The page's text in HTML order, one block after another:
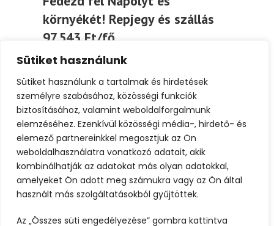
Sütiket használunk
Sütiket használunk a tartalmak és hirdetések
személyre szabásához, közösségi funkciók
biztosításához, valamint weboldalforgalmunk
elemzéséhez. Ezenkívül közösségi média-, hirdető- és
elemező partnereinkkel megosztjuk az Ön
weboldalhasználatra vonatkozó adatait, akik
kombinálhatják az adatokat más olyan adatokkal,
amelyeket Ön adott meg számukra vagy az Ön által
használt más szolgáltatásokból gyűjtöttek.
Az „Összes süti engedélyezése” gombra kattintva
környékét! Repjegy és szállás
97.543 Ft/fő
Nápoly és környékének felfedezése igazi
élményt nyújt. A városban és környékén
élvezheti a hagyományos nápolyi...
Tovább